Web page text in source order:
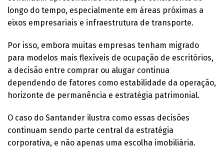
longo do tempo, especialmente em áreas próximas a
eixos empresariais e infraestrutura de transporte.
Por isso, embora muitas empresas tenham migrado
para modelos mais flexíveis de ocupação de escritórios,
a decisão entre comprar ou alugar continua
dependendo de fatores como estabilidade da operação,
horizonte de permanência e estratégia patrimonial.
O caso do Santander ilustra como essas decisões
continuam sendo parte central da estratégia
corporativa, e não apenas uma escolha imobiliária.